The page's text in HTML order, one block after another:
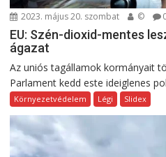
2023. május 20. szombat ©
EU: Szén-dioxid-mentes
ágazat
Az uniós tagállamok kormányait
Parlament kedd este ideiglenes
Környezetvédelem Légi Slidex